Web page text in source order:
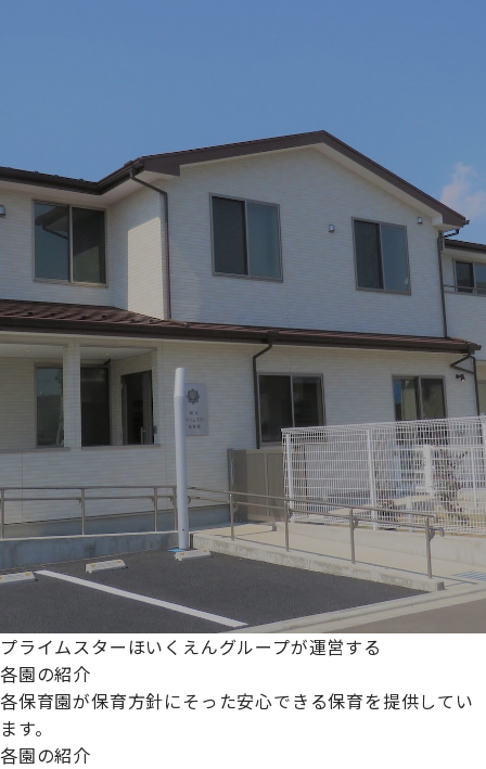
プライムスターほいくえんグループが運営する
各園の紹介
各保育園が保育方針にそった安心できる保育を提供してい
ます。
各園の紹介